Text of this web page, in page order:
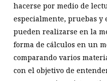
hacerse por medio de
especialmente, pruebas y
pueden realizarse en la
forma de cálculos en un
comparando varios
con el objetivo de